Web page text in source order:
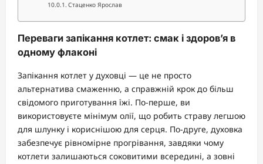
Стаценко Ярослав
Переваги запікання котлет: смак і здоров’я в
одному флаконі
Запікання котлет у духовці — це не просто
альтернатива смаженню, а справжній крок до більш
свідомого приготування їжі. По-перше, ви
використовуєте мінімум олії, що робить страву легшою
для шлунку і кориснішою для серця. По-друге, духовка
забезпечує рівномірне прогрівання, завдяки чому
котлети залишаються соковитими всередині, а зовні